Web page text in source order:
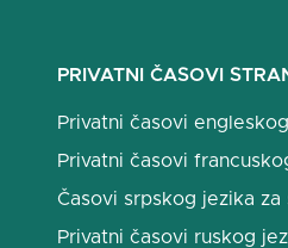
PRIVATNI ČASOVI
Privatni časovi
Privatni časovi
Časovi srpskog jezika za
Privatni časovi ruskog